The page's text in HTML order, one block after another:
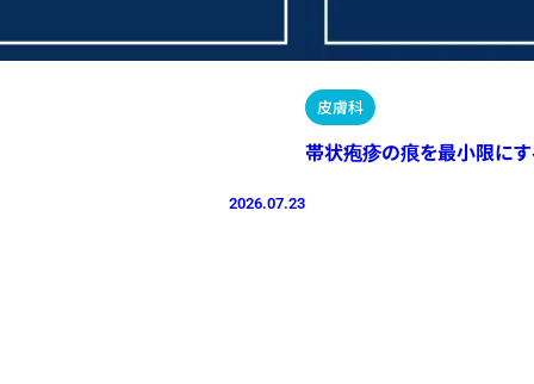
2026.07.23
皮膚科
帯状疱疹の痕を最小限にす